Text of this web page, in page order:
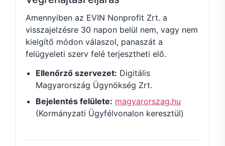
Amennyiben az EVIN Nonprofit Zrt. a
visszajelzésre 30 napon belül nem, vagy nem
kielgítő módon válaszol, panaszát a
felügyeleti szerv felé terjesztheti elő.
Ellenőrző szervezet: Digitális
Magyarország Ügynökség Zrt.
Bejelentés felülete: magyarorszag.hu
(Kormányzati Ügyfélvonalon keresztül)